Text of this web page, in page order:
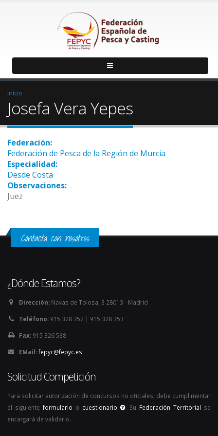
Inicio
Josefa Vera Yepes
Federación:
Federación de Pesca de la Región de Murcia
Especialidad:
Desde Costa
Observaciones:
Juez
Contacta con nosotros
¿Dónde Estamos?
Dirección: Navas de Tolosa, 3 28013 - Madrid
Teléfono: 915 328 352 | 915 328 353
Fax: 915 326 538
EMail:fepyc@fepyc.es
Solicitud Competición
Para solicitar autorización de concursos no oficiales, debe cumplimentar
el siguiente formulario o cuestionario . Su Federación Territorial se
encargará de validarlo.